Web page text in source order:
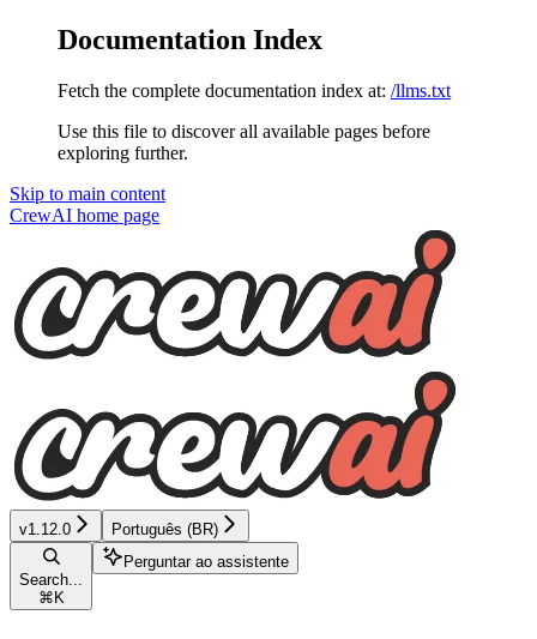
Documentation Index
Fetch the complete documentation index at: /llms.txt
Use this file to discover all available pages before
exploring further.
Skip to main content
CrewAI home page
v1.12.0 Português (BR)
Search...
⌘ K
Perguntar ao assistente